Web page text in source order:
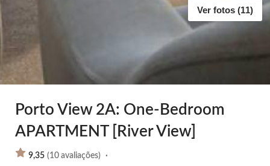
Ver fotos (11)
Porto View 2A: One-Bedroom
APARTMENT [River View]
9,35 (10 avaliações) ·